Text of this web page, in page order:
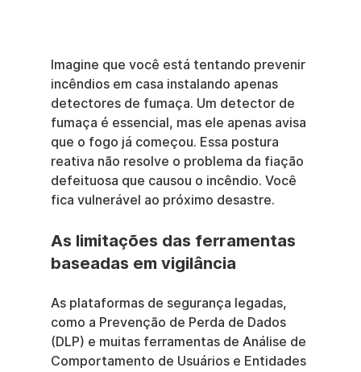
Imagine que você está tentando prevenir
incêndios em casa instalando apenas
detectores de fumaça. Um detector de
fumaça é essencial, mas ele apenas avisa
que o fogo já começou. Essa postura
reativa não resolve o problema da fiação
defeituosa que causou o incêndio. Você
fica vulnerável ao próximo desastre.
As limitações das ferramentas
baseadas em vigilância
As plataformas de segurança legadas,
como a Prevenção de Perda de Dados
(DLP) e muitas ferramentas de Análise de
Comportamento de Usuários e Entidades